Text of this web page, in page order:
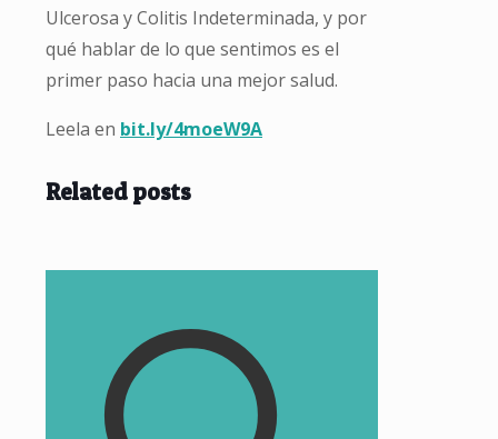
Ulcerosa y Colitis Indeterminada, y por
qué hablar de lo que sentimos es el
primer paso hacia una mejor salud.
Leela en bit.ly/4moeW9A
Related posts